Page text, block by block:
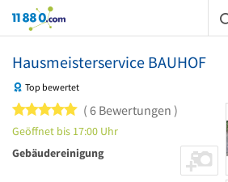
11880.com
Hausmeisterservice BAUHOF
Top bewertet
5 von 5 Sternen
6 Bewertungen
Geöffnet bis 17:00 Uhr
Gebäudereinigung